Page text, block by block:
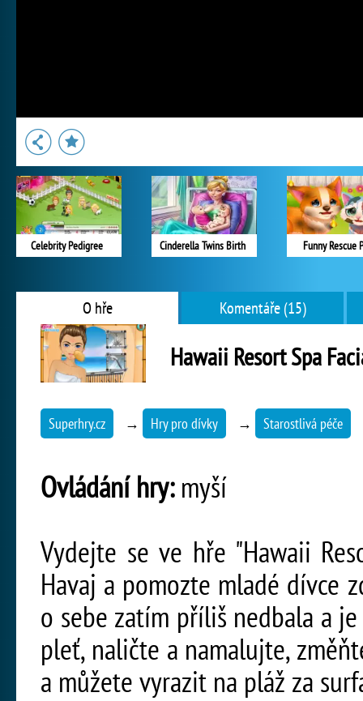
Celebrity Pedigree Cinderella Twins Birth Funny Rescue
O hře Komentáře (15)
Hawaii Resort Spa
Superhry.cz → Hry pro dívky → Starostlivá péče
Ovládání hry:myší
Vydejte se ve hře "Hawaii
Havaj a pomozte mladé dívce
o sebe zatím příliš nedbala a
pleť, naličte a namalujte,
a můžete vyrazit na pláž za